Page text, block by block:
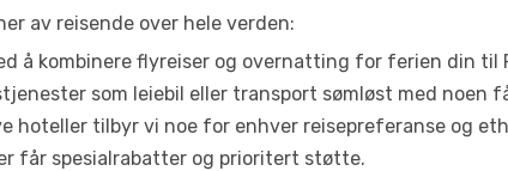
av reisende over hele verden:
å kombinere flyreiser og overnatting for ferien din til
som leiebil eller transport sømløst med noen
hoteller tilbyr vi noe for enhver reisepreferanse og
får spesialrabatter og prioritert støtte.